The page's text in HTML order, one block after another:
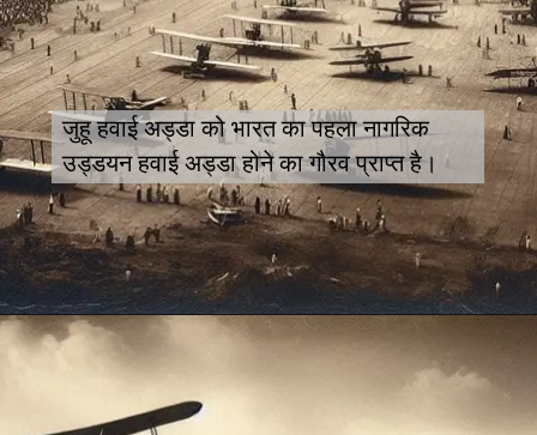
जुहू हवाई अड्डा को भारत का पहला नागरिक
उड्डयन हवाई अड्डा होने का गौरव प्राप्त है।